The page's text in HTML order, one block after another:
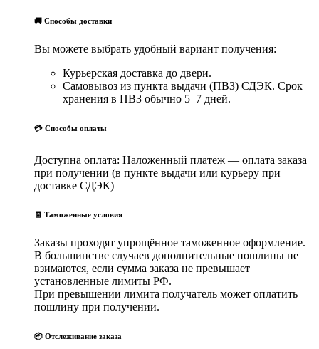
🚚 Способы доставки
Вы можете выбрать удобный вариант получения:
Курьерская доставка до двери.
Самовывоз из пункта выдачи (ПВЗ) СДЭК. Срок
хранения в ПВЗ обычно 5–7 дней.
💳 Способы оплаты
Доступна оплата: Наложенный платеж — оплата заказа
при получении (в пункте выдачи или курьеру при
доставке СДЭК)
🧾 Таможенные условия
Заказы проходят упрощённое таможенное оформление.
В большинстве случаев дополнительные пошлины не
взимаются, если сумма заказа не превышает
установленные лимиты РФ.
При превышении лимита получатель может оплатить
пошлину при получении.
📦 Отслеживание заказа